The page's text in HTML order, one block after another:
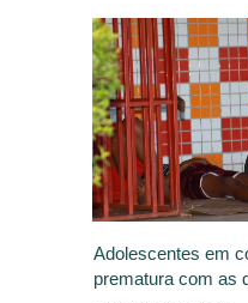
Adolescentes em
prematura com as